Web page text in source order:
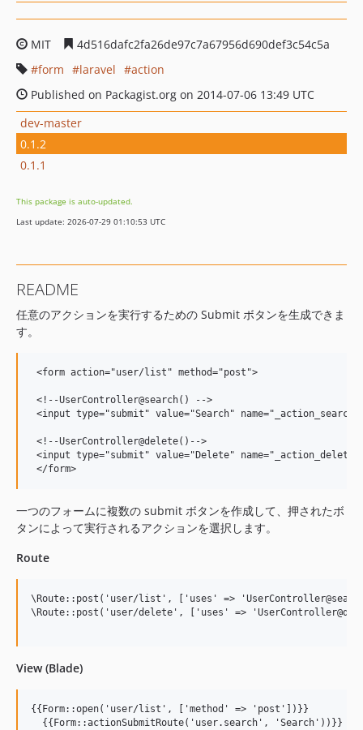
MIT
4d516dafc2fa26de97c7a67956d690def3c54c5a
form
laravel
action
Published on Packagist.org on 2014-07-06 13:49 UTC
dev-master
0.1.2
0.1.1
This package is auto-updated.
Last update: 2026-07-29 01:10:53 UTC
README
任意のアクションを実行するための Submit ボタンを生成できま
す。
<form action="user/list" method="post">
<!--UserController@search() -->
<input type="submit" value="Search"
<!--UserController@delete()-->
<input type="submit" value="Delete"
一つのフォームに複数の submit ボタンを作成して、押されたボ
タンによって実行されるアクションを選択します。
Route
\Route::post('user/list', ['uses' =>
\Route::post('user/delete', ['uses' =>
View (Blade)
{{Form::open('user/list', ['method' => 'post'])}}
  {{Form::actionSubmitRoute('user.search', 'Search'))}}